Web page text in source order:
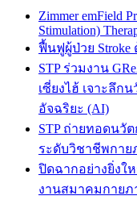
Zimmer emField
Stimulation)
ฟื้นฟูผู้ป่วย
STP ร่วมงาน
เซี่ยงไฮ้ เจาะลึ
อัจฉริยะ (AI)
STP ถ่ายทอดนวัต
ระดับวิชาชีพกา
ปิดฉากอย่างยิ่งใ
งานสมาคมกายภ